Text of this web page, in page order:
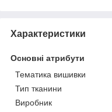
Характеристики
Основні атрибути
Тематика вишивки
Тип тканини
Виробник